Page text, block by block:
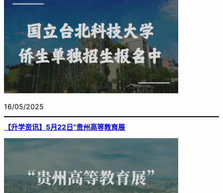
16/05/2025
【升学资讯】5月22日“贵州高等教育展